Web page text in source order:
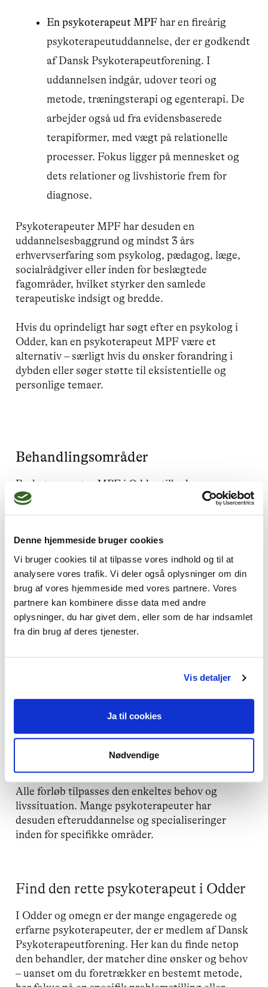
Denne hjemmeside bruger cookies
Vi bruger cookies til at tilpasse vores indhold og til at
analysere vores trafik. Vi deler også oplysninger om din
brug af vores hjemmeside med vores partnere. Vores
partnere kan kombinere disse data med andre
oplysninger, du har givet dem, eller som de har indsamlet
fra din brug af deres tjenester.
Vis detaljer
Ja til cookies
Nødvendige
En psykoterapeut MPF har en fireårig
psykoterapeutuddannelse, der er godkendt
af Dansk Psykoterapeutforening. I
uddannelsen indgår, udover teori og
metode, træningsterapi og egenterapi. De
arbejder også ud fra evidensbaserede
terapiformer, med vægt på relationelle
processer. Fokus ligger på mennesket og
dets relationer og livshistorie frem for
diagnose.
Psykoterapeuter MPF har desuden en
uddannelsesbaggrund og mindst 3 års
erhvervserfaring som psykolog, pædagog, læge,
socialrådgiver eller inden for beslægtede
fagområder, hvilket styrker den samlede
terapeutiske indsigt og bredde.
Hvis du oprindeligt har søgt efter en psykolog i
Odder, kan en psykoterapeut MPF være et
alternativ – særligt hvis du ønsker forandring i
dybden eller søger støtte til eksistentielle og
personlige temaer.
Behandlingsområder
Psykoterapeuter MPF i Odder tilbyder
behandling inden for blandt andet:
reducere bekymringer og stress.
Depression Bearbejd negative
tankemønstre og find en vej ud af
depressionen.
Lavt selvværd
Opbyg en stærkere følelse
af selvværd og selvtillid.
bedre kommunikation og forståelse.
svære livssituationer og tab.
bearbejdning af traumatiske oplevelser.
Alle forløb tilpasses den enkeltes behov og
livssituation. Mange psykoterapeuter har
desuden efteruddannelse og specialiseringer
inden for specifikke områder.
Find den rette psykoterapeut i Odder
I Odder og omegn er der mange engagerede og
erfarne psykoterapeuter, der er medlem af Dansk
Psykoterapeutforening. Her kan du finde netop
den behandler, der matcher dine ønsker og behov
– uanset om du foretrækker en bestemt metode,